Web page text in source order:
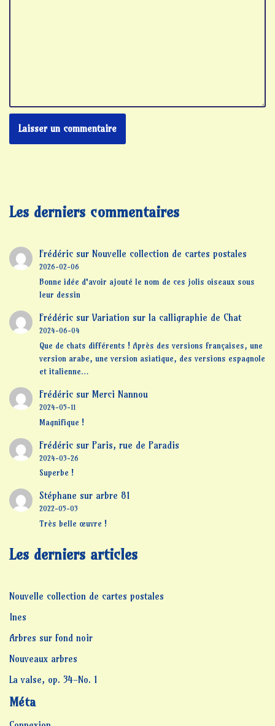
Les derniers commentaires
Frédéricsur Nouvelle collection de cartes postales
2026-02-06
Bonne idée d'avoir ajouté le nom de ces jolis oiseaux sous
leur dessin
Frédéricsur Variation sur la calligraphie de Chat
2024-06-04
Que de chats différents ! Après des versions françaises, une
version arabe, une version asiatique, des versions espagnole
et italienne…
Frédéricsur Merci Nannou
2024-05-11
Magnifique !
Frédéricsur Paris, rue de Paradis
2024-03-26
Superbe !
Stéphane sur arbre 81
2022-05-03
Très belle œuvre !
Les derniers articles
Nouvelle collection de cartes postales
Ines
Arbres sur fond noir
Nouveaux arbres
La valse, op. 34-No. 1
Méta